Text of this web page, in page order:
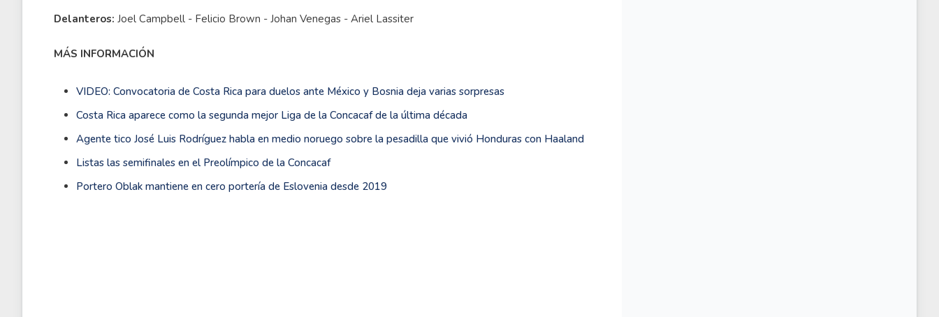
Delanteros: Joel Campbell - Felicio Brown - Johan Venegas - Ariel Lassiter
MÁS INFORMACIÓN
VIDEO: Convocatoria de Costa Rica para duelos ante México y Bosnia deja varias sorpresas
Costa Rica aparece como la segunda mejor Liga de la Concacaf de la última década
Agente tico José Luis Rodríguez habla en medio noruego sobre la pesadilla que vivió Honduras con Haaland
Listas las semifinales en el Preolímpico de la Concacaf
Portero Oblak mantiene en cero portería de Eslovenia desde 2019